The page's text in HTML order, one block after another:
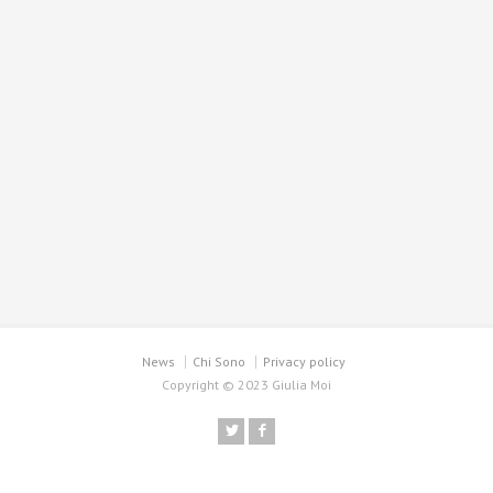
News Chi Sono
Privacy policy
Copyright © 2023 Giulia Moi